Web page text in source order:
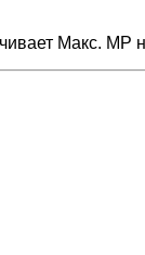
Макс.